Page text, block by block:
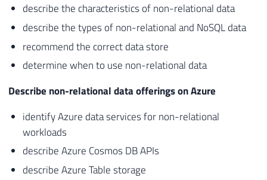
describe the characteristics of non-relational data
describe the types of non-relational and NoSQL data
recommend the correct data store
determine when to use non-relational data
Describe non-relational data offerings on Azure
identify Azure data services for non-relational
workloads
describe Azure Cosmos DB APIs
describe Azure Table storage